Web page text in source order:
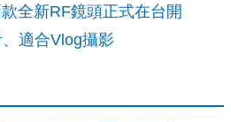
全新RF鏡頭正式在台開
適合Vlog攝影